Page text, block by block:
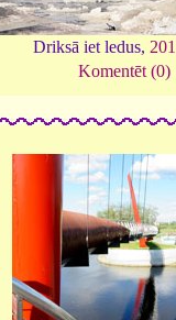
Driksā iet ledus,
Komentēt (0)